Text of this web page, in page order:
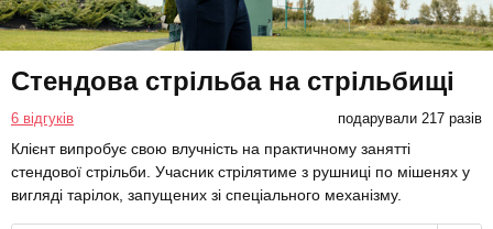
Стендова стрільба на стрільбищі
6 відгуків подарували 217 разів
Клієнт випробує свою влучність на практичному занятті
стендової стрільби. Учасник стрілятиме з рушниці по мішенях у
вигляді тарілок, запущених зі спеціального механізму.